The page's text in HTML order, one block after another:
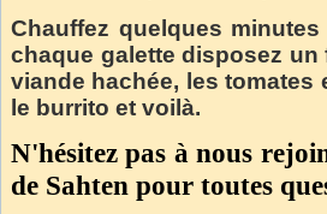
Chauffez quelques
chaque galette disposez
viande hachée, les
le burrito et voilà.
N'hésitez pas à nous
de Sahten pour toutes